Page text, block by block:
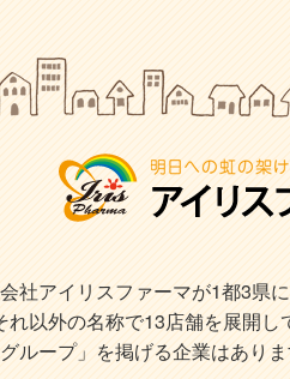
社アイリスファーマが1都3県
れ以外の名称で13店舗を展開し
ループ」を掲げる企業はあり